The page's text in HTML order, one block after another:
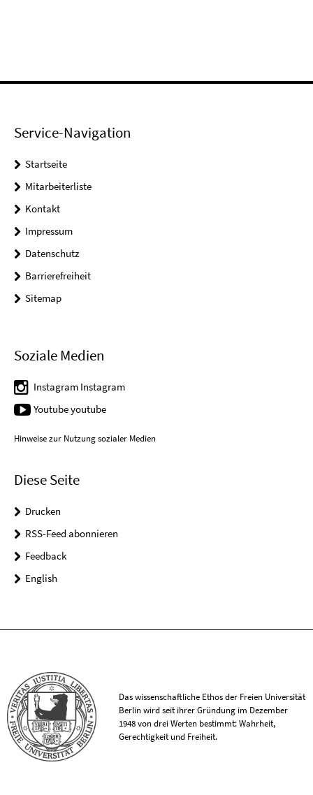
Service-Navigation
Startseite
Mitarbeiterliste
Kontakt
Impressum
Datenschutz
Barrierefreiheit
Sitemap
Soziale Medien
Instagram Instagram
Youtube youtube
Hinweise zur Nutzung sozialer Medien
Diese Seite
Drucken
RSS-Feed abonnieren
Feedback
English
Das wissenschaftliche Ethos der Freien Universität
Berlin wird seit ihrer Gründung im Dezember
1948 von drei Werten bestimmt: Wahrheit,
Gerechtigkeit und Freiheit.